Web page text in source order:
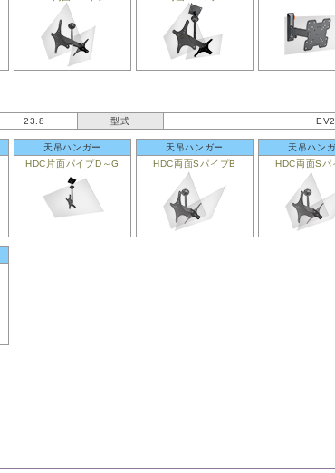
23.8 型式
天吊ハンガー
HDC片面パイプD～G
天吊ハンガー
HDC両面SパイプB
天吊ハン
HDC両面Sパ